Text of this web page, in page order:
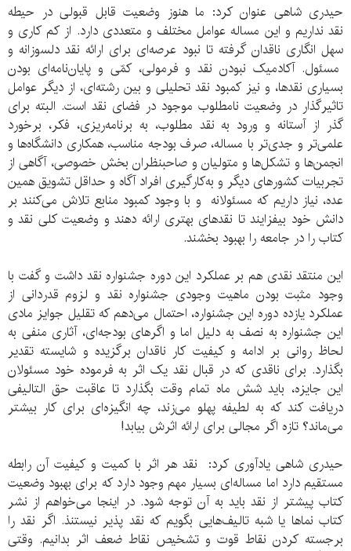
حیدری شاهی عنوان کرد: ما هنوز وضعیت قابل قبولی در حیطه
نقد نداریم و این مساله عوامل مختلف و متعددی دارد. از کم کاری و
سهل انگاری ناقدان گرفته تا نبود عرصه‌ای برای ارائه نقد دلسوزانه و
مسئول. آکادمیک نبودن نقد و فرمولی، کمّی و پایان‌نامه‌ای بودن
بسیاری نقدها، و نیز کمبود نقد تحلیلی و بین رشته‌ای، از دیگر عوامل
تاثیرگذار در وضعیت نامطلوب موجود در فضای نقد است. البته برای
گذر از آستانه و ورود به نقد مطلوب، به برنامه‌ریزی، فکر، برخورد
علمی‌تر و جدی‌تر با مساله، صرف بودجه مناسب، همکاری دانشگاه‌ها و
انجمن‌ها و تشکل‌ها و متولیان و صاحبنظران بخش خصوصی، آگاهی از
تجربیات کشورهای دیگر و به‌کارگیری افراد آگاه و حداقل تشویق همین
عده، نیاز داریم که مسئولانه و با وجود کمبود منابع تلاش می‌کنند بر
دانش خود بیفزایند تا نقدهای بهتری ارائه دهند و وضعیت کلی نقد و
کتاب را در جامعه را بهبود بخشند.
این منتقد نقدی هم بر عملکرد این دوره جشنواره نقد داشت و گفت با
وجود مثبت بودن ماهیت وجودی جشنواره نقد و لزوم قدردانی از
عملکرد یازده دوره این جشنواره، احتمال می‌دهم که تقلیل جوایز مادی
این جشنواره به نصف به دلیل اما و اگرهای بودجه‌ای، آثاری منفی به
لحاظ روانی بر ادامه و کیفیت کار ناقدان برگزیده و شایسته تقدیر
بگذارد. برای ناقدی که در قبال نقد یک اثر به فرموده خود مسئولان
این جایزه، باید شش ماه تمام وقت بگذارد تا عاقبت حق التالیفی
دریافت کند که به لطیفه پهلو می‌زند، چه انگیزه‌ای برای کار بیشتر
می‌ماند؟ تازه اگر مجالی برای ارائه اثرش بیابد!
حیدری شاهی یادآوری کرد: نقد هر اثر با کمیت و کیفیت آن رابطه
مستقیم دارد اما مساله‌ای بسیار مهم وجود دارد که برای بهبود وضعیت
کتاب پیشتر از نقد باید به آن توجه شود. در اینجا می‌خواهم از نشر
کتاب نماها یا شبه تالیف‌هایی بگویم که نقد پذیر نیستنذ. اگر نقد را
برجسته کردن نقاط قوت و تشخیص نقاط ضعف اثر بدانیم. وقتی